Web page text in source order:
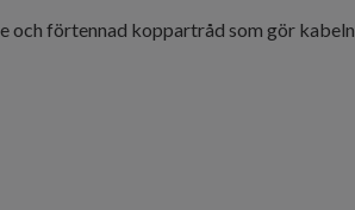
och förtennad koppartråd som gör kabeln